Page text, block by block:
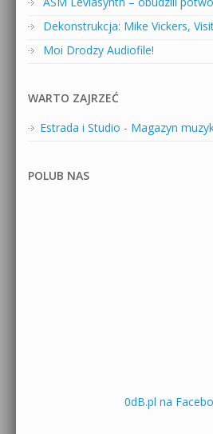
Dekonstrukcja: Mike Vickers,
Moi Drodzy Audiofile!
WARTO ZAJRZEĆ
Estrada i Studio - Magazyn
POLUB NAS
0dB.pl na